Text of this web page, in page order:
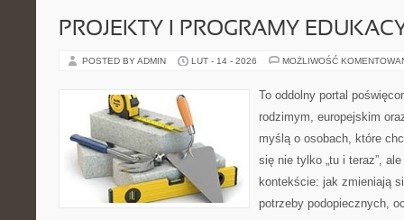
PROJEKTY I PROGRAMY
POSTED BY ADMIN LUT - 14 - 2026 MOŻLIWOŚĆ
To oddolny portal
rodzimym, europejskim
myślą o osobach, które
się nie tylko „tu i teraz”,
kontekście: jak zmieniają
potrzeby podopiecznych,